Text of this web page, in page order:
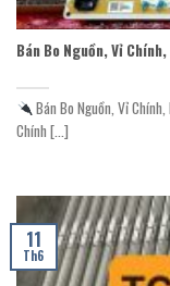
Bán Bo Nguồn, Vỉ
Bán Bo Nguồn, Vỉ
Chính [...]
11
Th6